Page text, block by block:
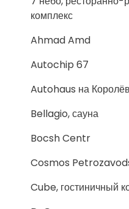
комплекс
Ahmad Amd
Autochip 67
Autohaus на
Bellagio, сауна
Bocsh Centr
Cosmos
Cube, гостиничный